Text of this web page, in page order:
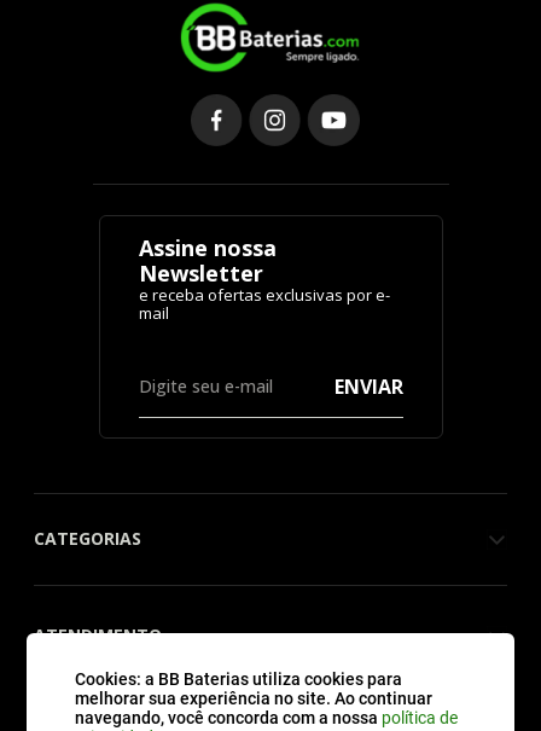
Cookies: a BB Baterias utiliza cookies para
melhorar sua experiência no site. Ao continuar
navegando, você concorda com a nossa política de
Assine nossa
Newsletter
ENVIAR
CATEGORIAS
ATENDIMENTO